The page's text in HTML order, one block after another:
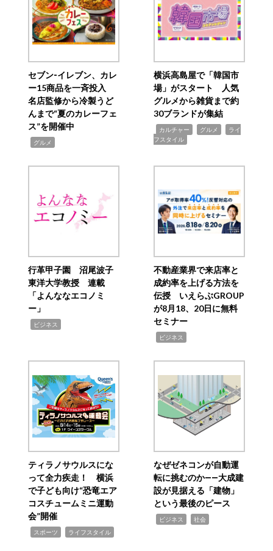
セブン‐イレブン、カレ
ー15商品を一斉投入
名店監修から冷製うど
んまで“夏のカレーフェ
ス”を開催中
グルメ
横浜高島屋で「韓国市
場」がスタート 人気
グルメから雑貨まで約
30ブランドが集結
カルチャー グルメ
ライ
フスタイル
行革甲子園 沼尾波子
東洋大学教授 連載
「よんななエコノミ
ー」
ビジネス
不動産業界で来店率と
成約率を上げる方法を
伝授 いえらぶGROUP
が8月18、20日に無料
セミナー
ビジネス
ティラノサウルスにな
って全力疾走！ 横浜
で子ども向け“恐竜エア
コスチュームミニ運動
会”開催
スポーツ ライフスタイル
なぜゼネコンが自動運
転に挑むのか――大成建
設が見据える「建物」
という最後のピース
ビジネス 社会